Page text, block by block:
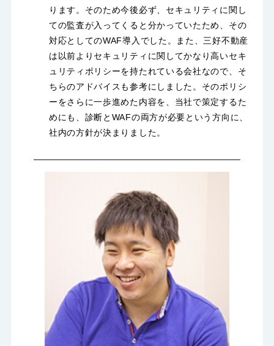
ります。そのため今後必ず、セキュリティに関し
ての監査が入ってくると分かっていたため、その
対応としてのWAF導入でした。また、三好不動産
は以前よりセキュリティに関してかなり高いセキ
ュリティポリシーを持たれている会社なので、そ
ちらのアドバイスも参考にしました。そのポリシ
ーをさらに一歩進めた内容を、当社で策定するた
めにも、診断とWAFの両方が必要という方向に、
社内の方針が決まりました。